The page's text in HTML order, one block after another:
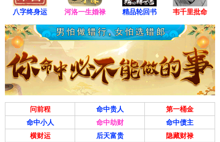
八字终身运 河洛一生婚禄 精品轮回书 韦千里批命
问前程 命中贵人
第一桶金
命中小人
命中劫财
命中债主
横财运
后天富贵
隐藏财禄